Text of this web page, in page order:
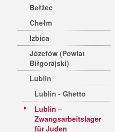
Bełżec
Chełm
Izbica
Józefów (Powiat
Biłgorajski)
Lublin
Lublin - Ghetto
Lublin –
Zwangsarbeitslager
für Juden